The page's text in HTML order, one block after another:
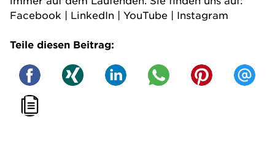
Facebook | LinkedIn | YouTube | Instagram
Teile diesen Beitrag: